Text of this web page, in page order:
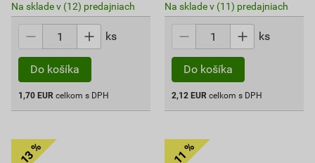
Na sklade v (12) predajniach
ks
Do košíka
1,70 EUR celkom s DPH
Na sklade v (11) predajniach
ks
Do košíka
2,12 EUR celkom s DPH